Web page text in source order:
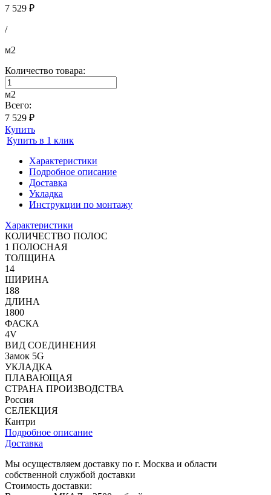
7 529 ₽
/
м2
Количество товара:
м2
Всего:
7 529 ₽
Купить
Купить в 1 клик
Характеристики
Подробное описание
Доставка
Укладка
Инструкции по монтажу
Характеристики
КОЛИЧЕСТВО ПОЛОС
1 ПОЛОСНАЯ
ТОЛЩИНА
14
ШИРИНА
188
ДЛИНА
1800
ФАСКА
4V
ВИД СОЕДИНЕНИЯ
Замок 5G
УКЛАДКА
ПЛАВАЮЩАЯ
СТРАНА ПРОИЗВОДСТВА
Россия
СЕЛЕКЦИЯ
Кантри
Подробное описание
Доставка
Мы осуществляем доставку по г. Москва и области
собственной службой доставки
Стоимость доставки: